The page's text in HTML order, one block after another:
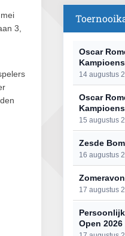
3,
Oscar
14 augustus
Oscar
15 augustus
Zesde
16 augustus
17 augustus
Open 2026